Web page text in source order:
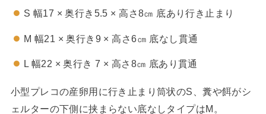
S 幅17 × 奥行き5.5 × 高さ8㎝ 底あり行き止まり
M 幅21 × 奥行き9 × 高さ6㎝ 底なし貫通
L 幅22 × 奥行き 7 × 高さ8㎝ 底あり貫通
小型プレコの産卵用に行き止まり筒状のS、糞や餌がシ
ェルターの下側に挟まらない底なしタイプはM。